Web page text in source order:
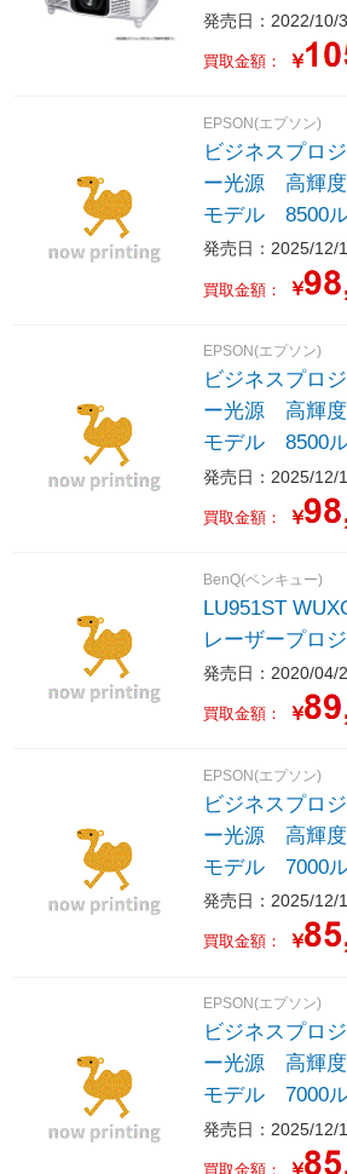
発売日：2022/10/
買取金額： ￥
EPSON(エプソン)
ビジネスプロ
ー光源 高輝
モデル 8500ルーメ
EB-PU08WH5
発売日：2025/12/
買取金額： ￥
EPSON(エプソン)
ビジネスプロ
ー光源 高輝
モデル 8500ルーメ
EB-PU08BH5
発売日：2025/12/
買取金額： ￥
BenQ(ベンキュー)
LU951ST
レーザープロ
発売日：2020/04/
買取金額： ￥
EPSON(エプソン)
ビジネスプロ
ー光源 高輝
モデル 7000ルーメ
EB-PU07BH5
発売日：2025/12/
買取金額： ￥
EPSON(エプソン)
ビジネスプロ
ー光源 高輝
モデル 7000ルーメ
EB-PU07WH5
発売日：2025/12/
買取金額： ￥